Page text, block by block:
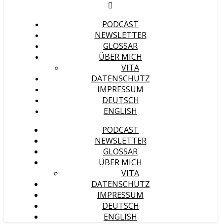
PODCAST
NEWSLETTER
GLOSSAR
ÜBER MICH
VITA
DATENSCHUTZ
IMPRESSUM
DEUTSCH
ENGLISH
PODCAST
NEWSLETTER
GLOSSAR
ÜBER MICH
VITA
DATENSCHUTZ
IMPRESSUM
DEUTSCH
ENGLISH